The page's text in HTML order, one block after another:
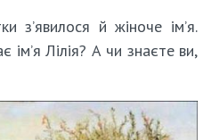
з’явилося й жіноче ім’я.
ім’я Лілія? А чи знаєте ви,